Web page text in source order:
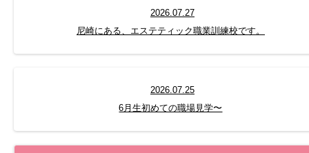
2026.07.27
尼崎にある、エステティック職業訓練校です。
2026.07.25
6月生初めての職場見学〜